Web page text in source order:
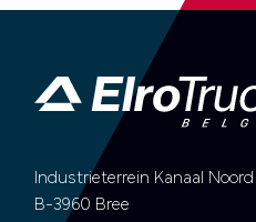
Industrieterrein Kanaal Noord
B-3960 Bree